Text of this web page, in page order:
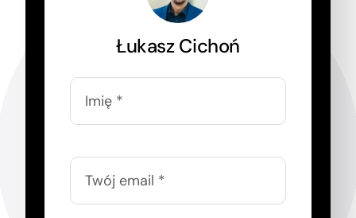
Łukasz Cichoń